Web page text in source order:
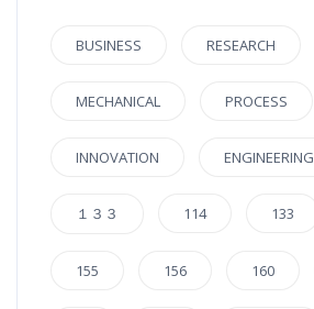
BUSINESS RESEARCH
MECHANICAL PROCESS
INNOVATION ENGINEERING
１３３ 114 133
155 156 160